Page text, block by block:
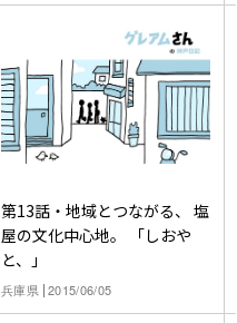
第13話・地域とつながる、 塩
屋の文化中心地。 「しおや
と、」
兵庫県 2015/06/05